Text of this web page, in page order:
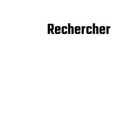
Rechercher